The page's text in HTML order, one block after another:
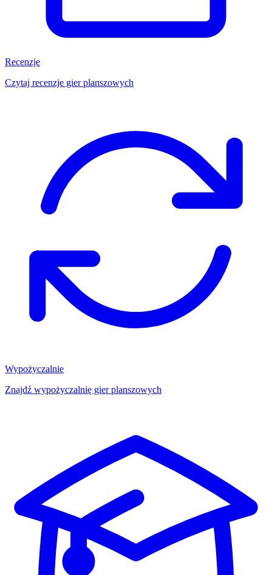
Recenzje
Czytaj recenzje gier planszowych
Wypożyczalnie
Znajdź wypożyczalnię gier planszowych